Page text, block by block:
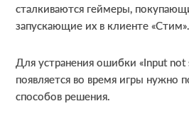
сталкиваются геймеры,
запускающие их в клиенте «Стим».
Для устранения ошибки «Input not
появляется во время игры нужно
способов решения.